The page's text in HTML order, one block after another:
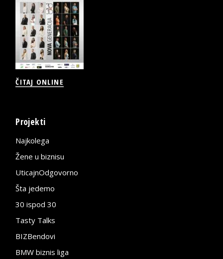
ČITAJ ONLINE
Projekti
Najkolega
Žene u biznisu
UticajnOdgovorno
Šta jedemo
30 ispod 30
Tasty Talks
BIZBendovi
BMW biznis liga